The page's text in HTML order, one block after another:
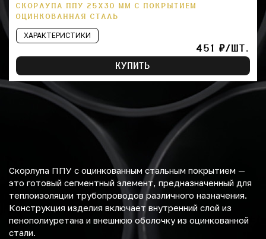
СКОРЛУПА ППУ 25Х30 ММ С ПОКРЫТИЕМ
ОЦИНКОВАННАЯ СТАЛЬ
ХАРАКТЕРИСТИКИ
451 ₽/ШТ.
КУПИТЬ
Скорлупа ППУ с оцинкованным стальным покрытием —
это готовый сегментный элемент, предназначенный для
теплоизоляции трубопроводов различного назначения.
Конструкция изделия включает внутренний слой из
пенополиуретана и внешнюю оболочку из оцинкованной
стали.